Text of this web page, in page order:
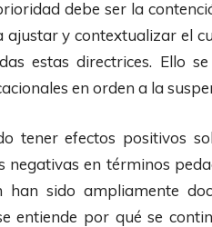
debe ser la
y contextualizar el
estas directrices. Ello
en orden a la
tener efectos positivos
negativas en términos
han sido ampliamente
entiende por qué se